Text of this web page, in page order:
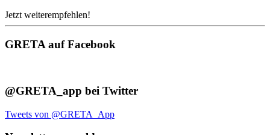
Jetzt weiterempfehlen!
GRETA auf Facebook
@GRETA_app bei Twitter
Tweets von @GRETA_App